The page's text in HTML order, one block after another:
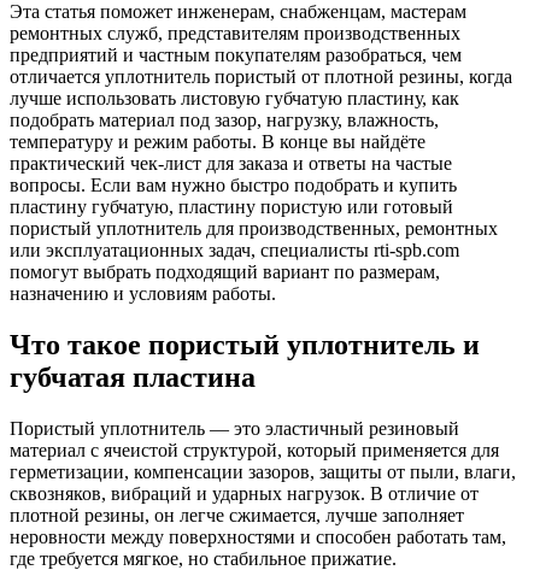
Эта статья поможет инженерам, снабженцам, мастерам
ремонтных служб, представителям производственных
предприятий и частным покупателям разобраться, чем
отличается уплотнитель пористый от плотной резины, когда
лучше использовать листовую губчатую пластину, как
подобрать материал под зазор, нагрузку, влажность,
температуру и режим работы. В конце вы найдёте
практический чек-лист для заказа и ответы на частые
вопросы. Если вам нужно быстро подобрать и купить
пластину губчатую, пластину пористую или готовый
пористый уплотнитель для производственных, ремонтных
или эксплуатационных задач, специалисты rti-spb.com
помогут выбрать подходящий вариант по размерам,
назначению и условиям работы.
Что такое пористый уплотнитель и
губчатая пластина
Пористый уплотнитель — это эластичный резиновый
материал с ячеистой структурой, который применяется для
герметизации, компенсации зазоров, защиты от пыли, влаги,
сквозняков, вибраций и ударных нагрузок. В отличие от
плотной резины, он легче сжимается, лучше заполняет
неровности между поверхностями и способен работать там,
где требуется мягкое, но стабильное прижатие.